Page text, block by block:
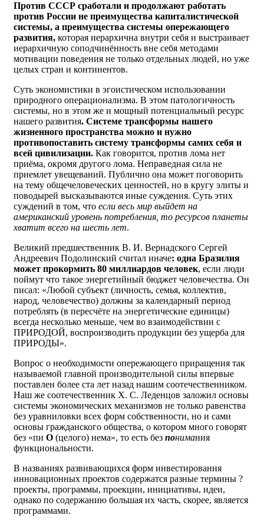
Против СССР сработали и продолжают работать
против России не преимущества капиталистической
системы, а преимущества системы опережающего
развития, которая иерархична внутри себя и выстраивает
иерархичную соподчинённость вне себя методами
мотивации поведения не только отдельных людей, но уже
целых стран и континентов.
Суть экономистики в эгоистическом использовании
природного операционализма. В этом патологичность
системы, но в этом же и мощный потенциальный ресурс
нашего развития. Системе трансформы нашего
жизненного пространства можно и нужно
противопоставить систему трансформы самих себя и
всей цивилизации. Как говорится, против лома нет
приёма, окромя другого лома. Неправедная сила не
приемлет увещеваний. Публично она может поговорить
на тему общечеловеческих ценностей, но в кругу элиты и
поводырей высказываются иные суждения. Суть этих
суждений в том, что если весь мир выйдет на
американский уровень потребления, то ресурсов планеты
хватит всего на шесть лет.
Великий предшественник В. И. Вернадского Сергей
Андреевич Подолинский считал иначе: одна Бразилия
может прокормить 80 миллиардов человек, если люди
поймут что такое энергетийный бюджет человечества. Он
писал: «Любой субъект (личность, семья, коллектив,
народ, человечество) должны за календарный период
потреблять (в пересчёте на энергетические единицы)
всегда несколько меньше, чем во взаимодействии с
ПРИРОДОЙ, воспроизводить продукции без ущерба для
ПРИРОДЫ».
Вопрос о необходимости опережающего приращения так
называемой главной производительной силы впервые
поставлен более ста лет назад нашим соотечественником.
Наш же соотечественник Х. С. Леденцов заложил основы
системы экономических механизмов не только равенства
без уравниловки всех форм собственности, но и сами
основы гражданского общества, о котором много говорят
без «пи О (целого) нема», то есть без понимания
функциональности.
В названиях развивающихся форм инвестирования
инновационных проектов содержатся разные термины ?
проекты, программы, проекции, инициативы, идеи,
однако по содержанию большая их часть, скорее, является
программами.